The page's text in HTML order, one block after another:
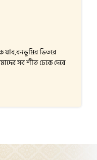
যাব,বনভূমির ভিতরে
সব শীত ঢেকে দেবে